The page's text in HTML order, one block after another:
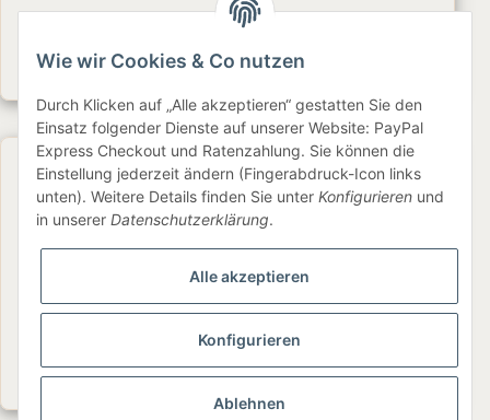
Newsletter Abonnieren
Gesetzliche Informationen
Informationen
Wie wir Cookies & Co nutzen
Durch Klicken auf „Alle akzeptieren“ gestatten Sie den
Einsatz folgender Dienste auf unserer Website: PayPal
Express Checkout und Ratenzahlung. Sie können die
Einstellung jederzeit ändern (Fingerabdruck-Icon links
unten). Weitere Details finden Sie unter Konfigurieren und
in unserer Datenschutzerklärung.
Alle akzeptieren
Konfigurieren
Ablehnen